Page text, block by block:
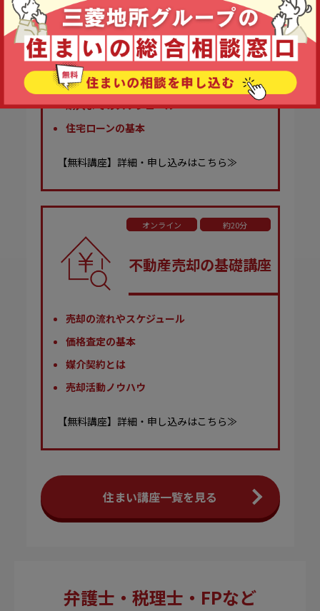
マンション購入講座
マンション基礎知識（専有・共有部等）
マンションの管理について
購入までのスケジュール
住宅ローンの基本
【無料講座】詳細・申し込みはこちら≫
オンライン 約20分
不動産売却の基礎講座
売却の流れやスケジュール
価格査定の基本
媒介契約とは
売却活動ノウハウ
【無料講座】詳細・申し込みはこちら≫
住まい講座一覧を見る
弁護士・税理士・FPなど